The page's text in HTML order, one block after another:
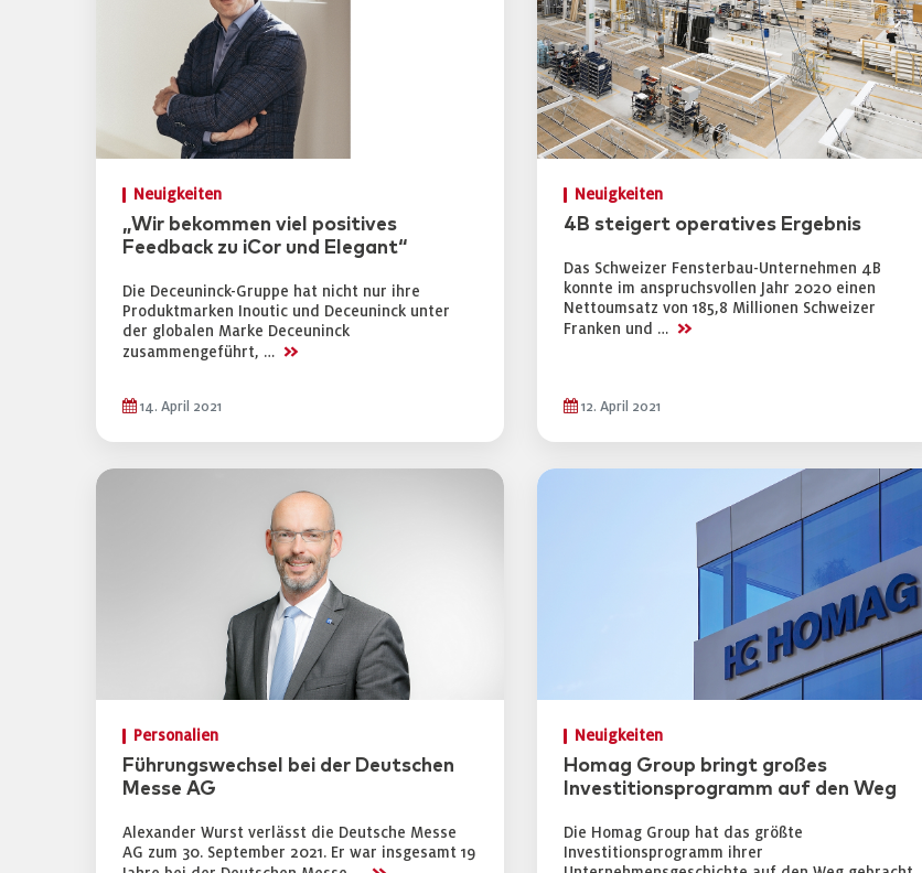
Neuigkeiten
„Wir bekommen viel positives
Feedback zu iCor und Elegant“
Die Deceuninck-Gruppe hat nicht nur ihre
Produktmarken Inoutic und Deceuninck unter
der globalen Marke Deceuninck
zusammengeführt, … >>
14. April 2021
Neuigkeiten
4B steigert operatives Ergebnis
Das Schweizer Fensterbau-Unternehmen 4B
konnte im anspruchsvollen Jahr 2020 einen
Nettoumsatz von 185,8 Millionen Schweizer
Franken und … >>
12. April 2021
Personalien
Führungswechsel bei der Deutschen
Messe AG
Alexander Wurst verlässt die Deutsche Messe
AG zum 30. September 2021. Er war insgesamt 19
Neuigkeiten
Homag Group bringt großes
Investitionsprogramm auf den Weg
Die Homag Group hat das größte
Investitionsprogramm ihrer